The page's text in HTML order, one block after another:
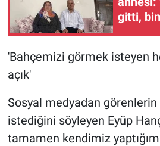
gitti,
'Bahçemizi görmek isteyen
açık'
Sosyal medyadan
istediğini söyleyen Eyüp
tamamen kendimiz